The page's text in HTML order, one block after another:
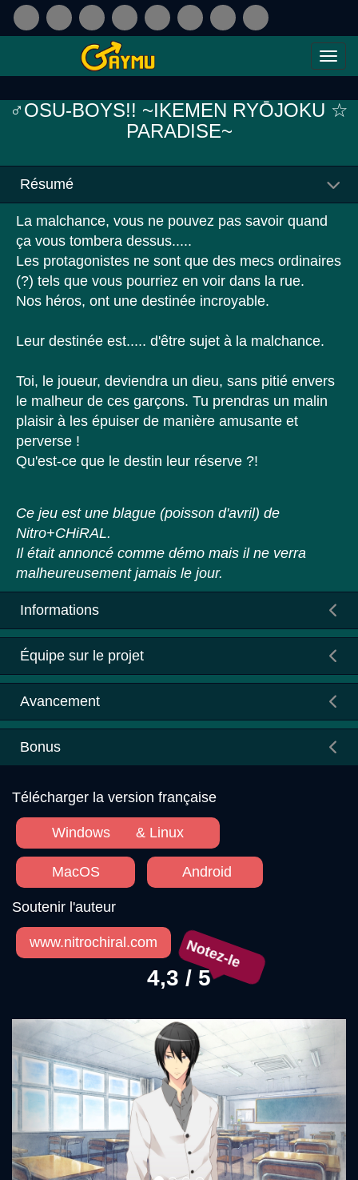
♂OSU-BOYS!! ~IKEMEN RYŌJOKU ☆
PARADISE~
Résumé
La malchance, vous ne pouvez pas savoir quand
ça vous tombera dessus.....
Les protagonistes ne sont que des mecs ordinaires
(?) tels que vous pourriez en voir dans la rue.
Nos héros, ont une destinée incroyable.
Leur destinée est..... d'être sujet à la malchance.
Toi, le joueur, deviendra un dieu, sans pitié envers
le malheur de ces garçons. Tu prendras un malin
plaisir à les épuiser de manière amusante et
perverse !
Qu'est-ce que le destin leur réserve ?!
Ce jeu est une blague (poisson d'avril) de
Nitro+CHiRAL.
Il était annoncé comme démo mais il ne verra
malheureusement jamais le jour.
Informations
Équipe sur le projet
Avancement
Bonus
Télécharger la version française
Windows & Linux
MacOS Android
Soutenir l'auteur
www.nitrochiral.com Notez-le
4,3 / 5
Précédent